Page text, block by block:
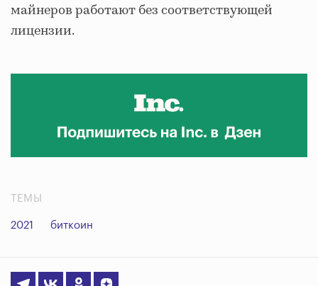
майнеров работают без соответствующей
лицензии.
ТЕМЫ
2021 биткоин